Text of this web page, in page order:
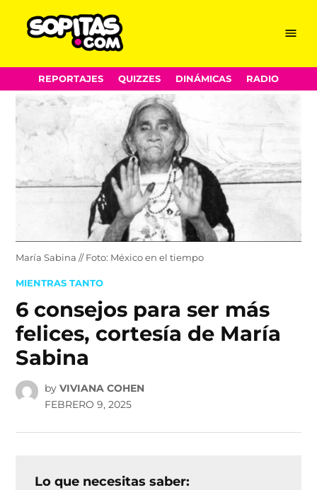
Skip
to
content
Menu
REPORTAJES QUIZZES DINÁMICAS RADIO
María Sabina // Foto: México en el tiempo
POSTED
MIENTRAS TANTO
6 consejos para ser más
felices, cortesía de María
Sabina
by VIVIANA COHEN
FEBRERO 9, 2025
Lo que necesitas saber: